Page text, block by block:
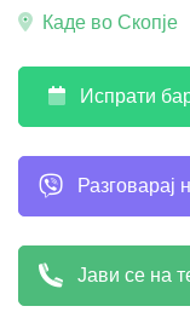
Каде во Скопје
Испрати
Разговарај
Јави се на